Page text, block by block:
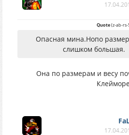
Quote(z-ab-rs-
Опасная мина.Нопо
слишком большая.
Она по размерам и весу